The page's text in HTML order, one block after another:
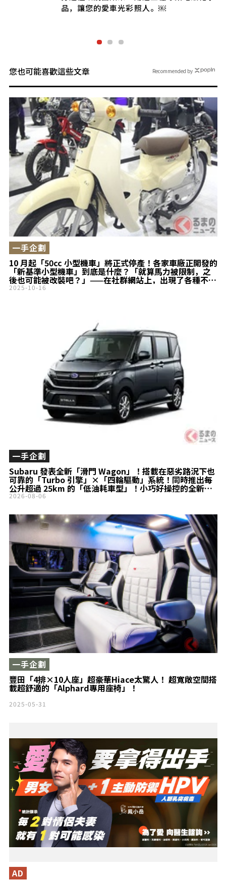
品，讓您的愛車光彩照人。￼
您也可能喜歡這些文章
10 月起「50cc 小型機車」將正式停產！各家車廠正開發的
「新基準小型機車」到底是什麼？「就算馬力被限制，之
後也可能被改裝吧？」——在社群網站上，出現了各種不同
的擔憂聲音
一手企劃
2025-10-16
Subaru 發表全新「滑門 Wagon」！搭載在惡劣路況下也
可靠的「Turbo 引擎」×「四輪驅動」系統！同時推出每
公升超過 25km 的「低油耗車型」！小巧好操控的全新
Stella 登場！
一手企劃
2026-08-06
豐田「4排×10人座」超豪華Hiace太驚人！ 超寬敞空間搭
載超舒適的「Alphard專用座椅」！
一手企劃
2025-05-31
AD
Recommended by